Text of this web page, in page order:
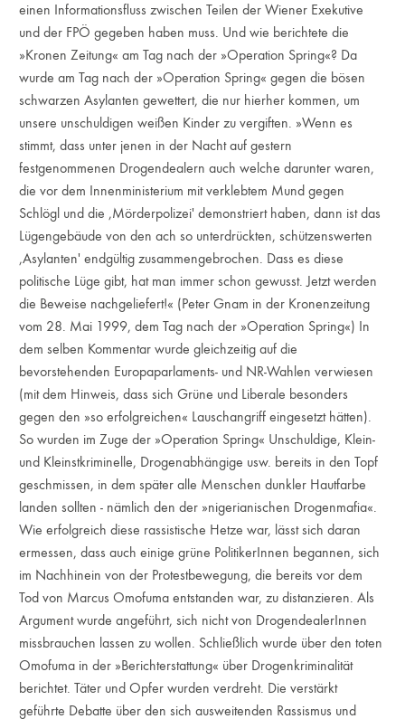
einen Informationsfluss zwischen Teilen der Wiener Exekutive
und der FPÖ gegeben haben muss. Und wie berichtete die
»Kronen Zeitung« am Tag nach der »Operation Spring«? Da
wurde am Tag nach der »Operation Spring« gegen die bösen
schwarzen Asylanten gewettert, die nur hierher kommen, um
unsere unschuldigen weißen Kinder zu vergiften. »Wenn es
stimmt, dass unter jenen in der Nacht auf gestern
festgenommenen Drogendealern auch welche darunter waren,
die vor dem Innenministerium mit verklebtem Mund gegen
Schlögl und die ,Mörderpolizei' demonstriert haben, dann ist das
Lügengebäude von den ach so unterdrückten, schützenswerten
,Asylanten' endgültig zusammengebrochen. Dass es diese
politische Lüge gibt, hat man immer schon gewusst. Jetzt werden
die Beweise nachgeliefert!« (Peter Gnam in der Kronenzeitung
vom 28. Mai 1999, dem Tag nach der »Operation Spring«) In
dem selben Kommentar wurde gleichzeitig auf die
bevorstehenden Europaparlaments- und NR-Wahlen verwiesen
(mit dem Hinweis, dass sich Grüne und Liberale besonders
gegen den »so erfolgreichen« Lauschangriff eingesetzt hätten).
So wurden im Zuge der »Operation Spring« Unschuldige, Klein-
und Kleinstkriminelle, Drogenabhängige usw. bereits in den Topf
geschmissen, in dem später alle Menschen dunkler Hautfarbe
landen sollten - nämlich den der »nigerianischen Drogenmafia«.
Wie erfolgreich diese rassistische Hetze war, lässt sich daran
ermessen, dass auch einige grüne PolitikerInnen begannen, sich
im Nachhinein von der Protestbewegung, die bereits vor dem
Tod von Marcus Omofuma entstanden war, zu distanzieren. Als
Argument wurde angeführt, sich nicht von DrogendealerInnen
missbrauchen lassen zu wollen. Schließlich wurde über den toten
Omofuma in der »Berichterstattung« über Drogenkriminalität
berichtet. Täter und Opfer wurden verdreht. Die verstärkt
geführte Debatte über den sich ausweitenden Rassismus und